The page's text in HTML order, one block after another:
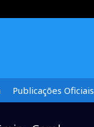
Publicações Oficiais